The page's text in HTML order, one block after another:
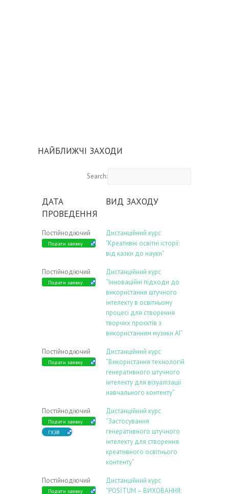
НАЙБЛИЖЧІ ЗАХОДИ
Search:
ДАТА
ПРОВЕДЕННЯ
ВИД ЗАХОДУ
Постійнодіючий
Подати заявку
Дистанційний курс
"Креативні освітні історії:
від казки до науки"
Постійнодіючий
Подати заявку
Дистанційний курс
“Інноваційні підходи до
використання штучного
інтелекту в освітньому
процесі для створення
творчих проєктів з
використанням музики АІ”
Постійнодіючий
Подати заявку
Дистанційний курс
“Використання технологій
генеративного штучного
інтелекту для візуалізації
навчального контенту”
Постійнодіючий
Подати заявку
ГХЗВ
Дистанційний курс
“Застосування
генеративного штучного
інтелекту для створення
креативного освітнього
контенту”
Постійнодіючий
Подати заявку
Дистанційний курс
“POSİTUM – ВИХОВАННЯ: